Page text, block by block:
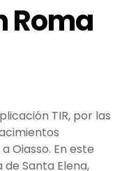
Roma
TIR, por las
Oiasso. En este
Santa Elena,